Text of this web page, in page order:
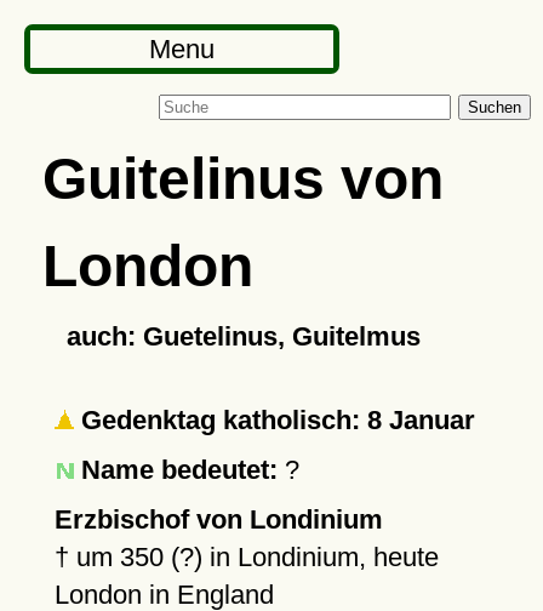
Menu
Suchen
Guitelinus von
London
auch: Guetelinus, Guitelmus
Gedenktag katholisch: 8 Januar
Name bedeutet: ?
Erzbischof von Londinium
† um 350 (?) in Londinium, heute
London in England